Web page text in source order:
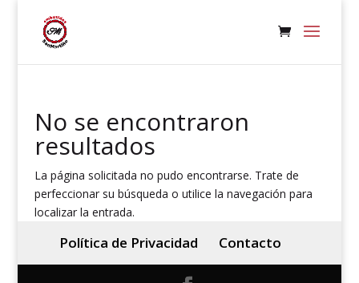
No se encontraron
resultados
La página solicitada no pudo encontrarse. Trate de
perfeccionar su búsqueda o utilice la navegación para
localizar la entrada.
Política de Privacidad Contacto